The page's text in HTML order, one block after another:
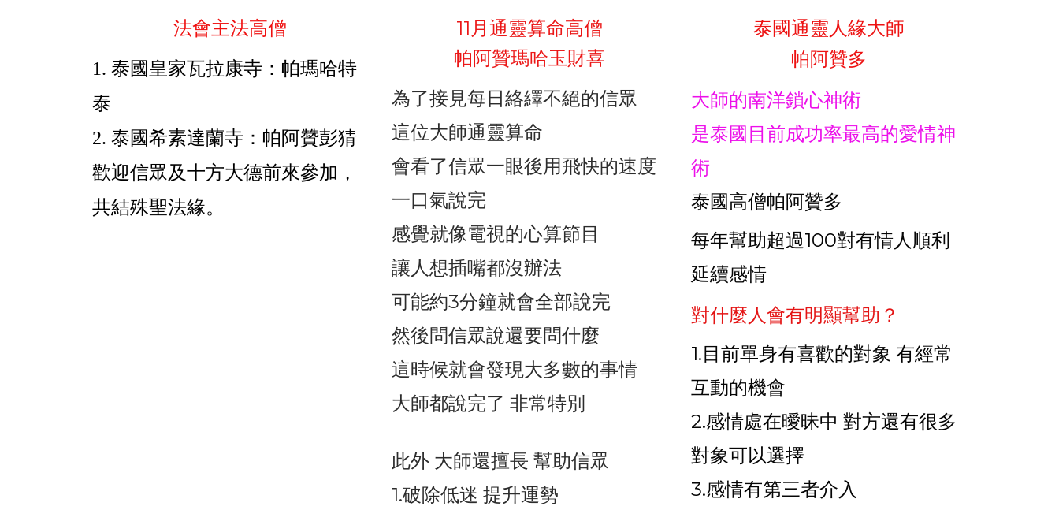
法會主法高僧
1. 泰國皇家瓦拉康寺：帕瑪哈特
泰
2. 泰國希素達蘭寺：帕阿贊彭猜
歡迎信眾及十方大德前來參加，
共結殊聖法緣。
11月通靈算命高僧
帕阿贊瑪哈玉財喜
為了接見每日絡繹不絕的信眾
這位大師通靈算命
會看了信眾一眼後用飛快的速度
一口氣說完
感覺就像電視的心算節目
讓人想插嘴都沒辦法
可能約3分鐘就會全部說完
然後問信眾說還要問什麼
這時候就會發現大多數的事情
大師都說完了 非常特別
此外 大師還擅長 幫助信眾
1.破除低迷 提升運勢
泰國通靈人緣大師
帕阿贊多
大師的南洋鎖心神術
是泰國目前成功率最高的愛情神
術
泰國高僧帕阿贊多
每年幫助超過100對有情人順利
延續感情
對什麼人會有明顯幫助？
1.目前單身有喜歡的對象 有經常
互動的機會
2.感情處在曖昧中 對方還有很多
對象可以選擇
3.感情有第三者介入